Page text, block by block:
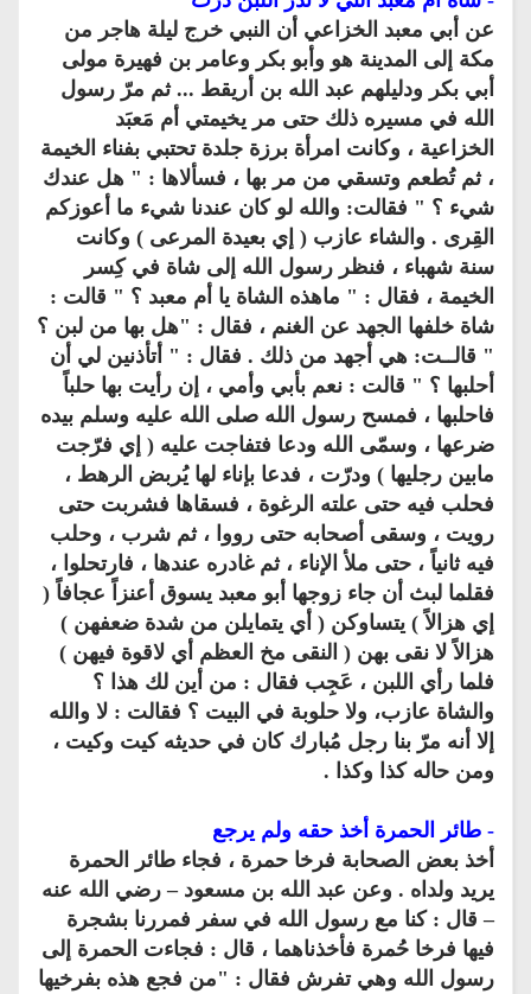
عن أبي معبد الخزاعي أن النبي خرج ليلة هاجر من
مكة إلى المدينة هو وأبو بكر وعامر بن فهيرة مولى
أبي بكر ودليلهم عبد الله بن أريقط ... ثم مرّ رسول
الله في مسيره ذلك حتى مر يخيمتي أم مَعبَد
الخزاعية ، وكانت امرأة برزة جلدة تحتبي بفناء الخيمة
، ثم تُطعم وتسقي من مر بها ، فسألاها : " هل عندك
شيء ؟ " فقالت: والله لو كان عندنا شيء ما أعوزكم
القِرى . والشاء عازب ( إي بعيدة المرعى ) وكانت
سنة شهباء ، فنظر رسول الله إلى شاة في كِسر
الخيمة ، فقال : " ماهذه الشاة يا أم معبد ؟ " قالت :
شاة خلفها الجهد عن الغنم ، فقال : "هل بها من لبن ؟
" قالــت: هي أجهد من ذلك . فقال : " أتأذنين لي أن
أحلبها ؟ " قالت : نعم بأبي وأمي ، إن رأيت بها حلباً
فاحلبها ، فمسح رسول الله صلى الله عليه وسلم بيده
ضرعها ، وسمّى الله ودعا فتفاجت عليه ( إي فرّجت
مابين رجليها ) ودرّت ، فدعا بإناء لها يُربض الرهط ،
فحلب فيه حتى علته الرغوة ، فسقاها فشربت حتى
رويت ، وسقى أصحابه حتى رووا ، ثم شرب ، وحلب
فيه ثانياً ، حتى ملأ الإناء ، ثم غادره عندها ، فارتحلوا ،
فقلما لبث أن جاء زوجها أبو معبد يسوق أعنزاً عجافاً (
إي هزالاً ) يتساوكن ( أي يتمايلن من شدة ضعفهن )
هزالاً لا نقى بهن ( النقى مخ العظم أي لاقوة فيهن )
فلما رأي اللبن ، عَجِب فقال : من أين لك هذا ؟
والشاة عازب، ولا حلوبة في البيت ؟ فقالت : لا والله
إلا أنه مرّ بنا رجل مُبارك كان في حديثه كيت وكيت ،
ومن حاله كذا وكذا .
- طائر الحمرة أخذ حقه ولم يرجع
أخذ بعض الصحابة فرخا حمرة ، فجاء طائر الحمرة
يريد ولداه . وعن عبد الله بن مسعود – رضي الله عنه
– قال : كنا مع رسول الله في سفر فمررنا بشجرة
فيها فرخا حُمرة فأخذناهما ، قال : فجاءت الحمرة إلى
رسول الله وهي تفرش فقال : "من فجع هذه بفرخيها